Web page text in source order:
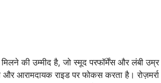
की उम्मीद है, जो स्मूद परफॉर्मेंस और लंबी उम्र
आरामदायक राइड पर फोकस करता है। रोज़मर्रा